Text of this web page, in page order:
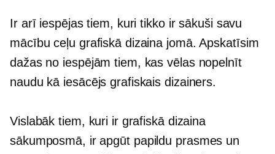
Ir arī iespējas tiem, kuri tikko ir sākuši savu
mācību ceļu grafiskā dizaina jomā. Apskatīsim
dažas no iespējām tiem, kas vēlas nopelnīt
naudu kā iesācējs grafiskais dizainers.
Vislabāk tiem, kuri ir grafiskā dizaina
sākumposmā, ir apgūt papildu prasmes un